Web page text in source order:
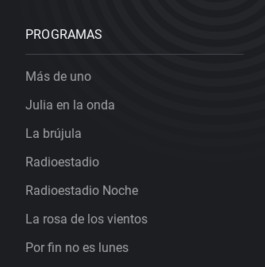
PROGRAMAS
Más de uno
Julia en la onda
La brújula
Radioestadio
Radioestadio Noche
La rosa de los vientos
Por fin no es lunes